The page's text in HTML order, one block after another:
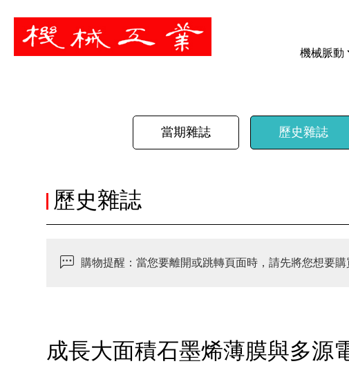
機械脈動
暫停
當期雜誌 歷史雜誌
歷史雜誌
購物提醒：當您要離開或跳轉頁面時，請先將您想要
成長大面積石墨烯薄膜與多源